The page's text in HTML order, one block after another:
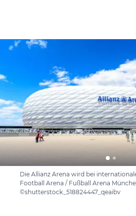
Die Allianz Arena wird bei
Football Arena / Fußball Arena
©shutterstock_518824447_qeaibv